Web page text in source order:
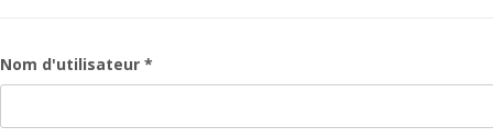
Nom d'utilisateur *